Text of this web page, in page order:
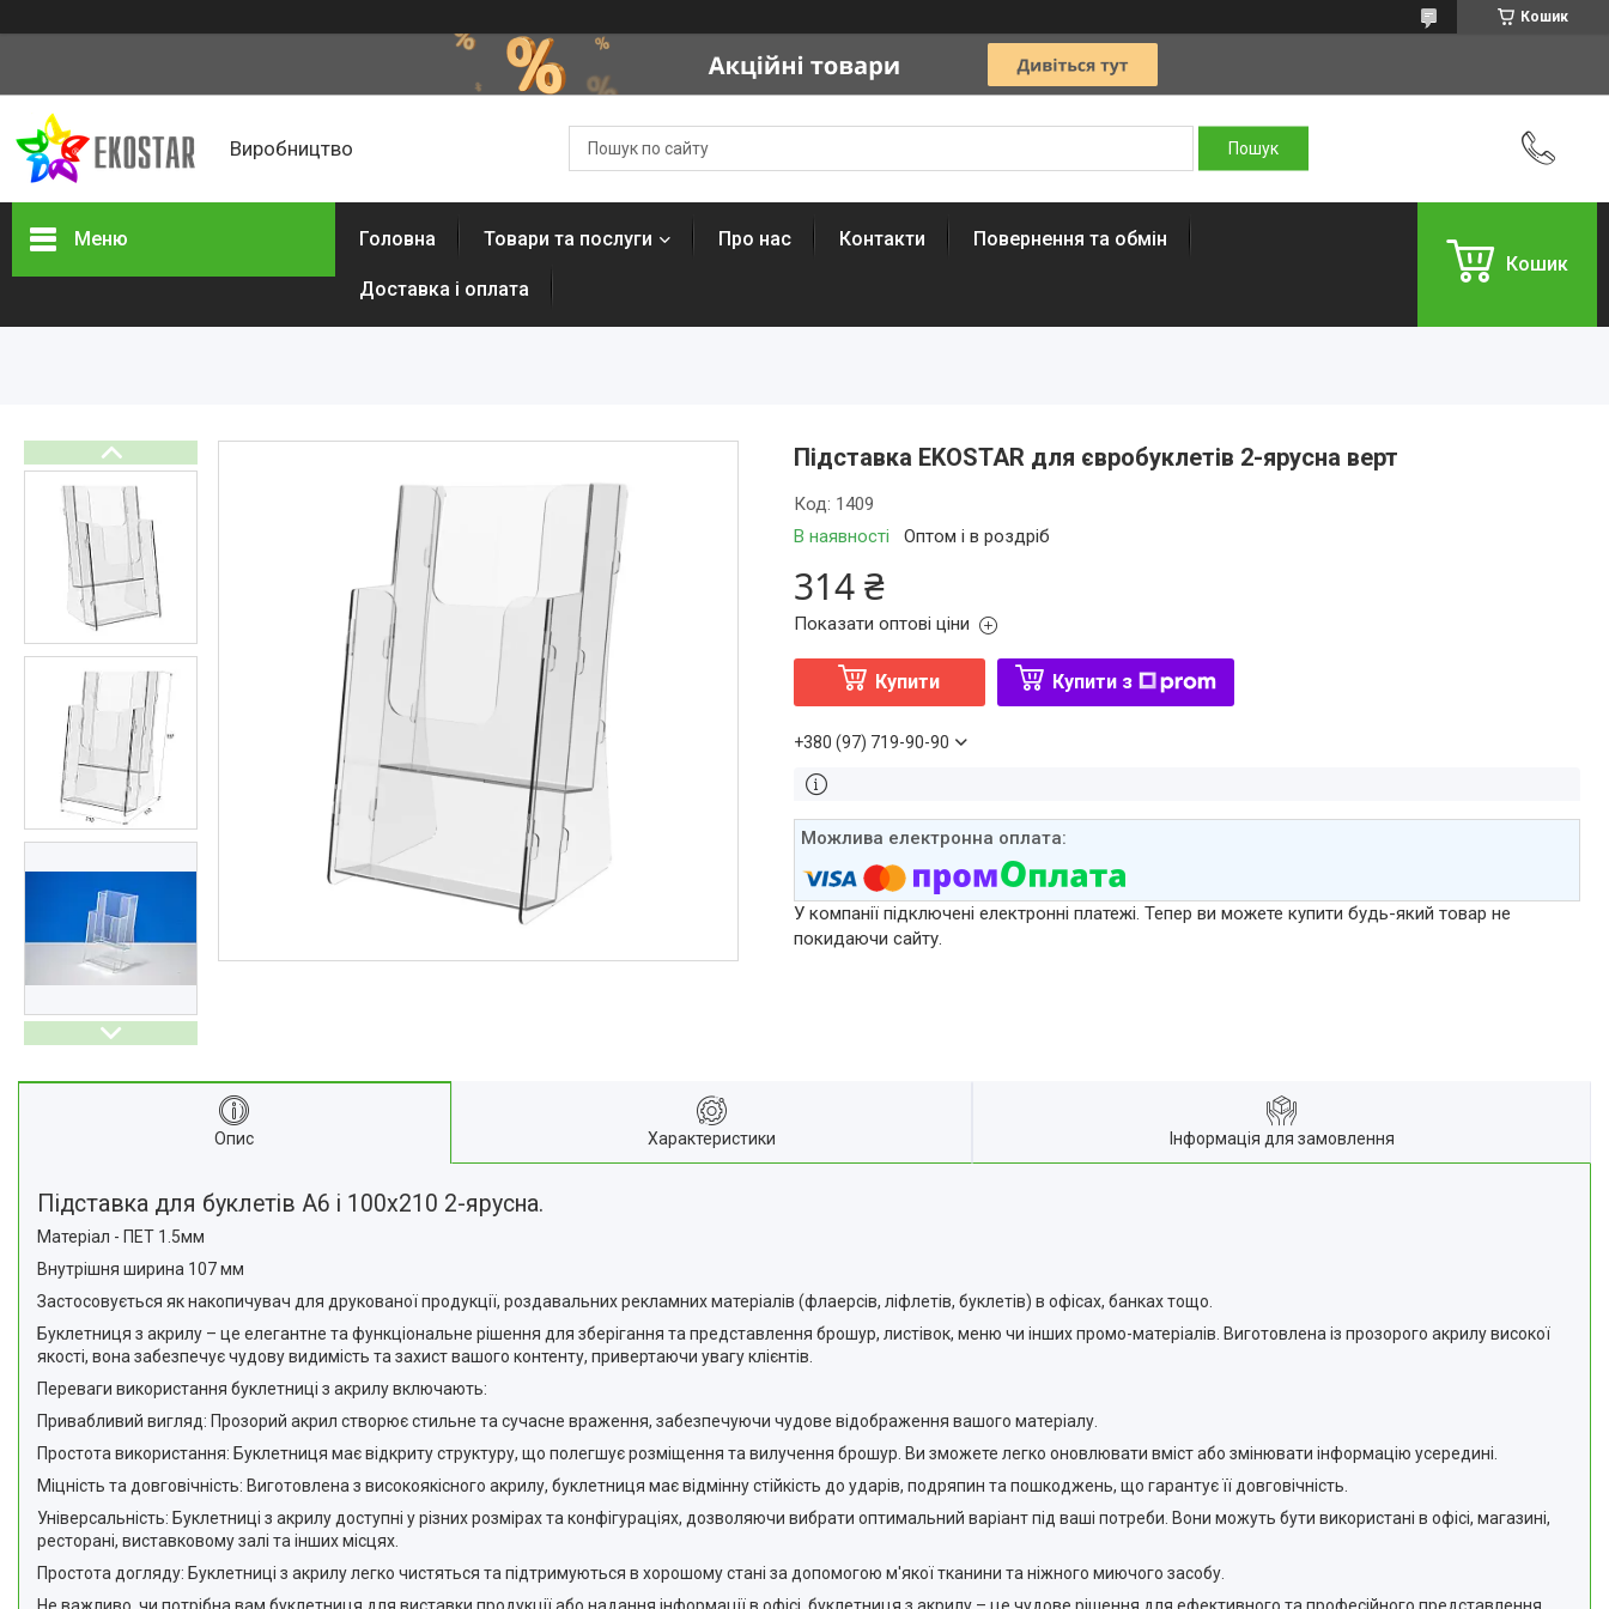
Кошик
Виробництво
Меню Головна Товари та послуги Про нас Контакти Повернення та обмін
Доставка і оплата
Кошик
Підставка EKOSTAR для євробуклетів 2-ярусна верт
В наявності Оптом і в роздріб
Код: 1409
314 ₴
Показати оптові ціни
Купити Купити з
+380 (97) 719-90-90
У компанії підключені електронні платежі. Тепер ви можете купити будь-який товар не
покидаючи сайту.
Опис Характеристики Інформація для замовлення
Підставка для буклетів А6 і 100х210 2-ярусна.
Матеріал - ПЕТ 1.5мм
Внутрішня ширина 107 мм
Застосовується як накопичувач для друкованої продукції, роздавальних рекламних матеріалів (флаерсів, ліфлетів, буклетів) в офісах, банках тощо.
Буклетниця з акрилу – це елегантне та функціональне рішення для зберігання та представлення брошур, листівок, меню чи інших промо-матеріалів. Виготовлена із прозорого акрилу високої
якості, вона забезпечує чудову видимість та захист вашого контенту, привертаючи увагу клієнтів.
Переваги використання буклетниці з акрилу включають:
Привабливий вигляд: Прозорий акрил створює стильне та сучасне враження, забезпечуючи чудове відображення вашого матеріалу.
Простота використання: Буклетниця має відкриту структуру, що полегшує розміщення та вилучення брошур. Ви зможете легко оновлювати вміст або змінювати інформацію усередині.
Міцність та довговічність: Виготовлена з високоякісного акрилу, буклетниця має відмінну стійкість до ударів, подряпин та пошкоджень, що гарантує її довговічність.
Універсальність: Буклетниці з акрилу доступні у різних розмірах та конфігураціях, дозволяючи вибрати оптимальний варіант під ваші потреби. Вони можуть бути використані в офісі, магазині,
ресторані, виставковому залі та інших місцях.
Простота догляду: Буклетниці з акрилу легко чистяться та підтримуються в хорошому стані за допомогою м'якої тканини та ніжного миючого засобу.